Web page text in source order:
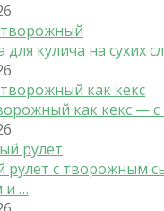
кулича на сухих
как кекс —
рулет с творожным
и …